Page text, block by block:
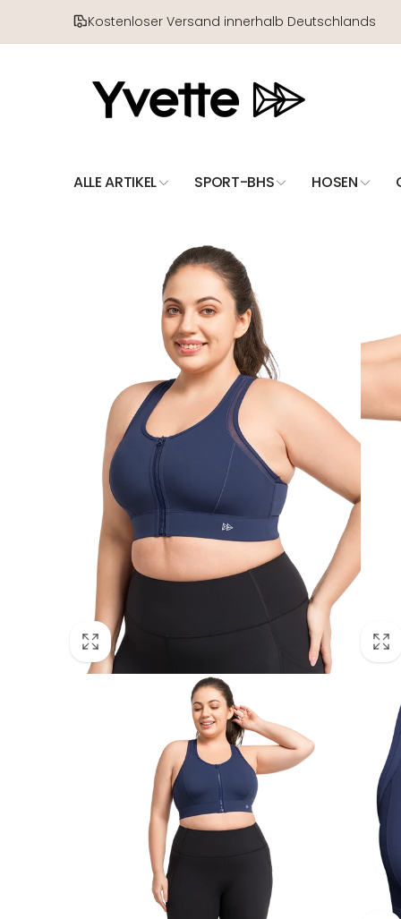
Kostenloser Versand innerhalb Deutschlands
ALLE ARTIKEL SPORT-BHS HOSEN